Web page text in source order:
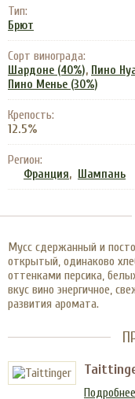
Тип:
Брют
Сорт винограда:
Шардоне (40%), Пино
Пино Менье (30%)
Крепость:
12.5%
Регион:
Франция, Шампань
Мусс сдержанный и
открытый, одинаково
оттенками персика,
вкус вино энергичное,
развития аромата.